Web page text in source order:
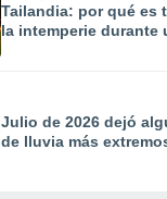
Tailandia: por qué es
la intemperie durante
Julio de 2026 dejó
de lluvia más